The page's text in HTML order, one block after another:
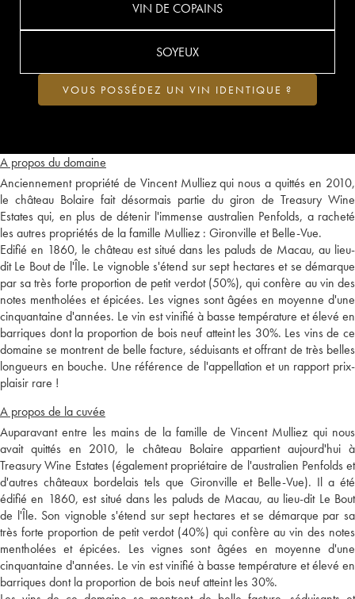
A propos du domaine
Anciennement propriété de Vincent Mulliez qui nous a quittés en 2010,
le château Bolaire fait désormais partie du giron de Treasury Wine
Estates qui, en plus de détenir l'immense australien Penfolds, a racheté
les autres propriétés de la famille Mulliez : Gironville et Belle-Vue.
Edifié en 1860, le château est situé dans les paluds de Macau, au lieu-
dit Le Bout de l'Île. Le vignoble s'étend sur sept hectares et se démarque
par sa très forte proportion de petit verdot (50%), qui confère au vin des
notes mentholées et épicées. Les vignes sont âgées en moyenne d'une
cinquantaine d'années. Le vin est vinifié à basse température et élevé en
barriques dont la proportion de bois neuf atteint les 30%. Les vins de ce
domaine se montrent de belle facture, séduisants et offrant de très belles
longueurs en bouche. Une référence de l'appellation et un rapport prix-
plaisir rare !
A propos de la cuvée
Auparavant entre les mains de la famille de Vincent Mulliez qui nous
avait quittés en 2010, le château Bolaire appartient aujourd'hui à
Treasury Wine Estates (également propriétaire de l'australien Penfolds et
d'autres châteaux bordelais tels que Gironville et Belle-Vue). Il a été
édifié en 1860, est situé dans les paluds de Macau, au lieu-dit Le Bout
de l'Île. Son vignoble s'étend sur sept hectares et se démarque par sa
très forte proportion de petit verdot (40%) qui confère au vin des notes
mentholées et épicées. Les vignes sont âgées en moyenne d'une
cinquantaine d'années. Le vin est vinifié à basse température et élevé en
barriques dont la proportion de bois neuf atteint les 30%.
VIN DE COPAINS
SOYEUX
VOUS POSSÉDEZ UN VIN IDENTIQUE ?